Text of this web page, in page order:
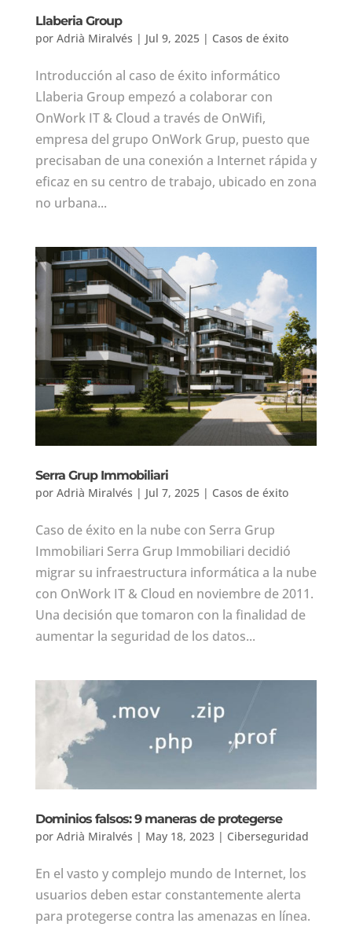
Llaberia Group
por Adrià Miralvés | Jul 9, 2025| Casos de éxito
Introducción al caso de éxito informático
Llaberia Group empezó a colaborar con
OnWork IT & Cloud a través de OnWifi,
empresa del grupo OnWork Grup, puesto que
precisaban de una conexión a Internet rápida y
eficaz en su centro de trabajo, ubicado en zona
no urbana...
Serra Grup Immobiliari
por Adrià Miralvés | Jul 7, 2025| Casos de éxito
Caso de éxito en la nube con Serra Grup
Immobiliari Serra Grup Immobiliari decidió
migrar su infraestructura informática a la nube
con OnWork IT & Cloud en noviembre de 2011.
Una decisión que tomaron con la finalidad de
aumentar la seguridad de los datos...
Dominios falsos: 9 maneras de protegerse
por Adrià Miralvés | May 18, 2023| Ciberseguridad
En el vasto y complejo mundo de Internet, los
usuarios deben estar constantemente alerta
para protegerse contra las amenazas en línea.